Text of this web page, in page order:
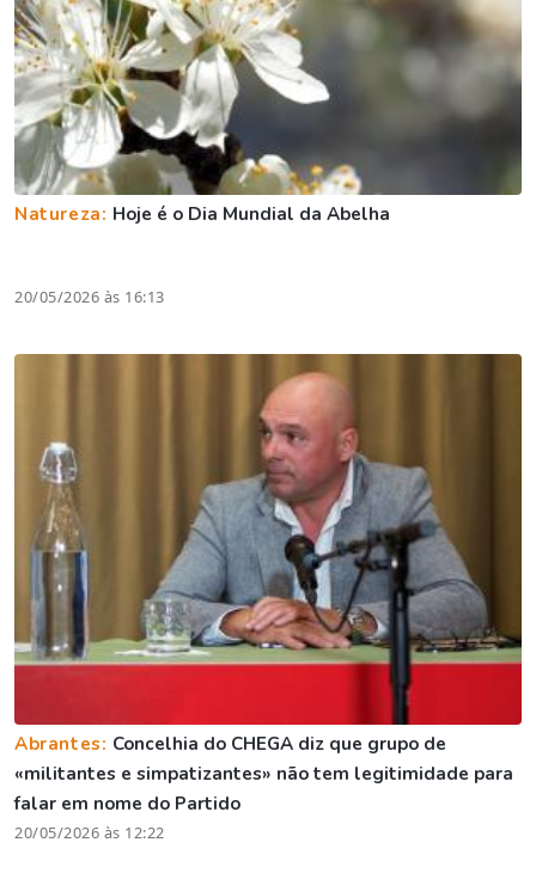
Natureza: Hoje é o Dia Mundial da Abelha
20/05/2026 às 16:13
Abrantes: Concelhia do CHEGA diz que grupo de
«militantes e simpatizantes» não tem legitimidade para
falar em nome do Partido
20/05/2026 às 12:22